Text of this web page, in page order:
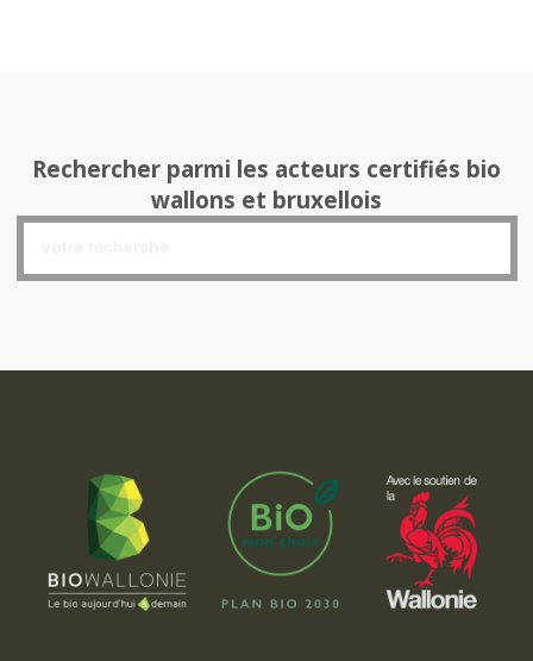
Rechercher parmi les acteurs certifiés bio
wallons et bruxellois